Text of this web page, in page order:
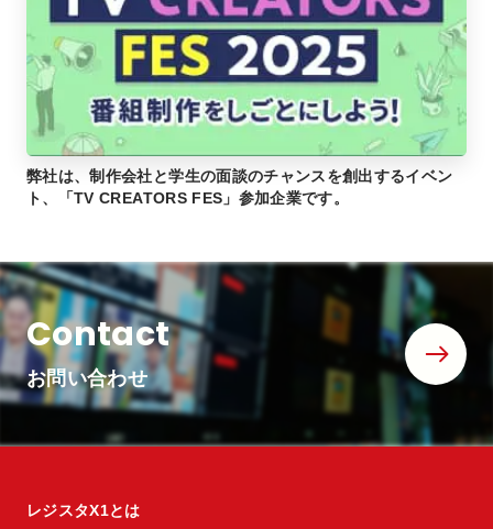
弊社は、制作会社と学生の面談のチャンスを創出するイベン
ト、「TV CREATORS FES」参加企業です。
Contact
お問い合わせ
レジスタX1とは